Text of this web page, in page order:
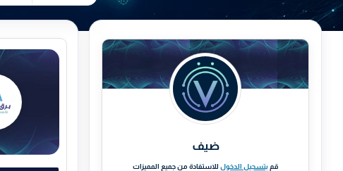
ضيف
قم بتسجيل الدخول للاستفادة من جميع المميزات